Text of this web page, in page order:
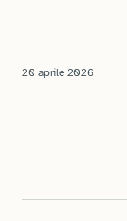
20 aprile 2026